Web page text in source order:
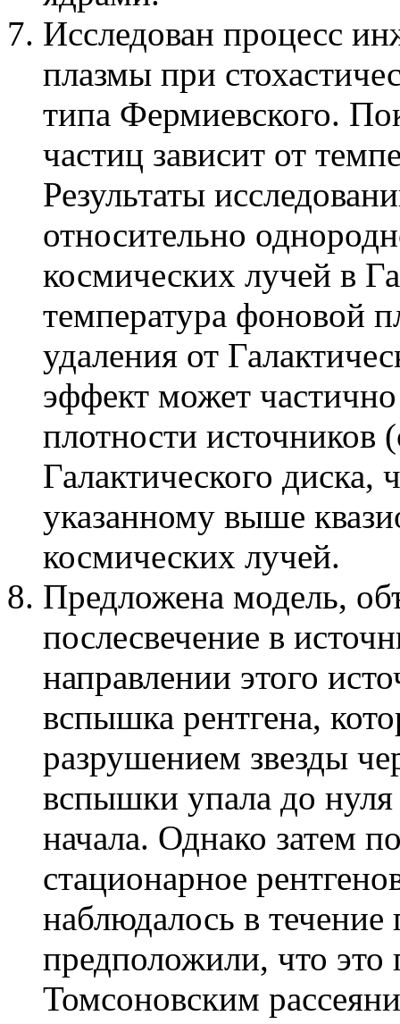
Исследован процесс
плазмы при
типа Фермиевского.
частиц зависит от
Результаты
относительно
космических лучей в
температура фоновой
удаления от
эффект может
плотности источников
Галактического
указанному выше
космических лучей.
Предложена модель,
послесвечение в
направлении этого
вспышка рентгена,
разрушением звезды
вспышки упала до нуля
начала. Однако затем
стационарное
наблюдалось в
предположили, что это
Томсоновским